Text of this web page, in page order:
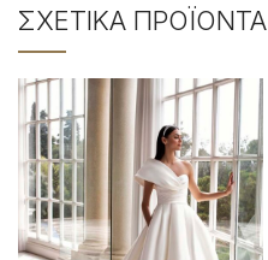
ΣΧΕΤΙΚΆ ΠΡΟΪΌΝΤΑ